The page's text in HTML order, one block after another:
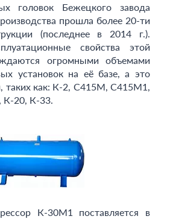
головок Бежецкого завода
прошла более 20-ти
(последнее в 2014 г.).
свойства этой
огромными объемами
установок на её базе, а это
таких как: К-2, С415М, С415М1,
К-20, К-33.
К-30М1 поставляется в